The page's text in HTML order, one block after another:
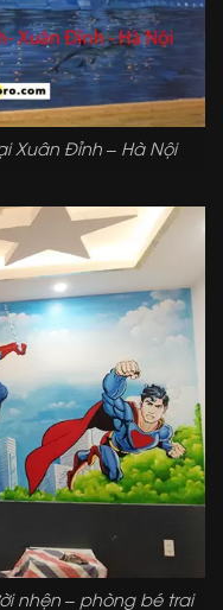
Xuân Đỉnh – Hà Nội
nhện – phòng bé trai